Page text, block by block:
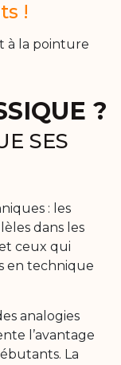
!
à la pointure
?
SES
: les
dans les
ceux qui
en technique
analogies
l’avantage
La